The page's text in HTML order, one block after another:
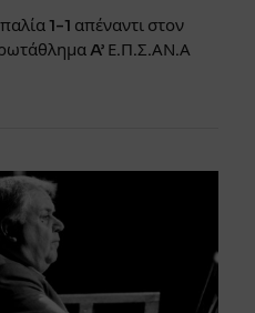
1-1 απέναντι στον
A’ Ε.Π.Σ.ΑΝ.Α